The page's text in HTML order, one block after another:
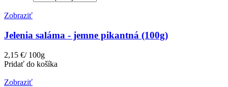
Zobraziť
Jelenia saláma - jemne pikantná (100g)
2,15 €/ 100g
Pridať do košíka
Zobraziť